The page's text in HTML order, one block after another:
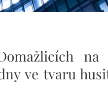
na
ve tvaru